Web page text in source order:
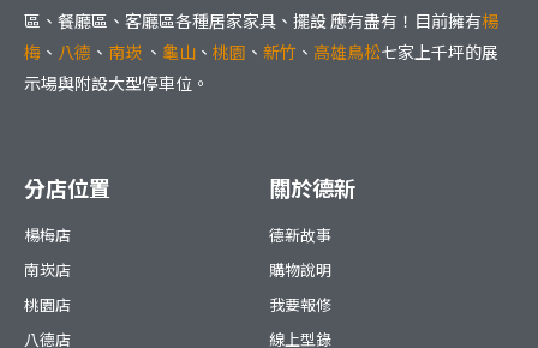
區、餐廳區、客廳區各種居家家具、擺設 應有盡有！目前擁有楊
梅 、 八德 、 南崁 、 龜山 、 桃園 、 新竹 、 高雄鳥松七家上千坪的展
示場與附設大型停車位。
分店位置
楊梅店
南崁店
桃園店
八德店
關於德新
德新故事
購物說明
我要報修
線上型錄